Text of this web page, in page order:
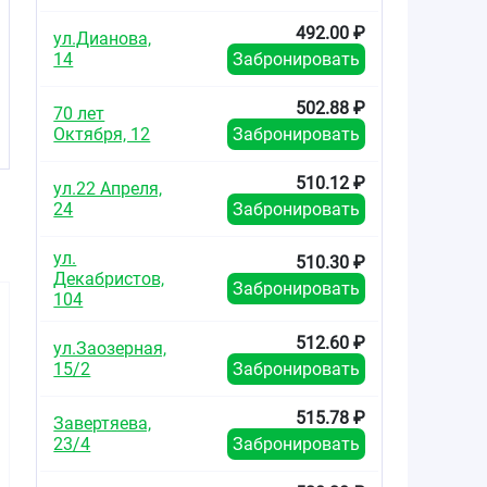
от200.00₽ от279.50₽
ул.Дианова,
14
492.00 ₽
Забронировать
70 лет
Октября, 12
502.88 ₽
Забронировать
ул.22 Апреля,
24
510.12 ₽
Забронировать
ул.
Декабристов,
104
510.30 ₽
Забронировать
ул.Заозерная,
15/2
512.60 ₽
Забронировать
Завертяева,
23/4
515.78 ₽
Забронировать